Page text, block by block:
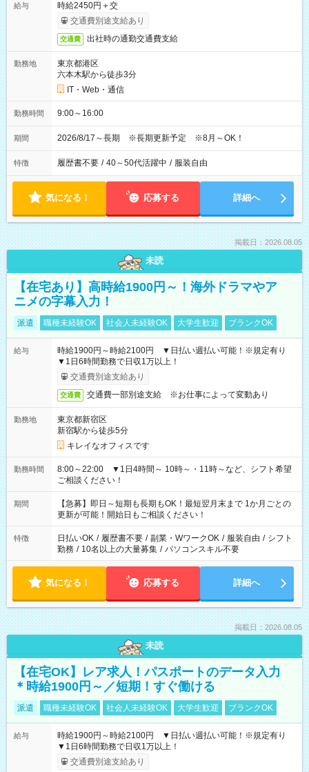
給与
時給2450円＋交
交通費別途支給あり
交通費 出社時の通勤交通費支給
勤務地
東京都港区
六本木駅から徒歩3分
IT・Web・通信
勤務時間 9:00～16:00
期間 2026/8/17～長期 ※長期更新予定 ※8月～OK！
特徴 履歴書不要 / 40～50代活躍中 / 服装自由
気になる！ 応募する 詳細へ
掲載日：2026.08.05
未読
【在宅あり】高時給1900円～！海外ドラマやア
ニメの字幕入力！
派遣 職種未経験OK 社会人未経験OK 大学生歓迎 ブランクOK
給与
時給1900円～時給2100円 ▼日払い週払い可能！※規定有り
▼1日6時間勤務で日収1万以上！
交通費別途支給あり
交通費 交通費一部別途支給 ※お仕事によって変動あり
勤務地
東京都新宿区
新宿駅から徒歩5分
キレイなオフィスです
勤務時間
8:00～22:00 ▼1日4時間～ 10時～・11時～など、シフト希望
ご相談ください！
期間
【急募】即日～短期も長期もOK！最短翌月末まで 1か月ごとの
更新が可能！開始日もご相談ください！
特徴 日払いOK / 履歴書不要 / 副業・WワークOK / 服装自由 / シフト
勤務 / 10名以上の大量募集 / パソコンスキル不要
気になる！ 応募する 詳細へ
掲載日：2026.08.05
未読
【在宅OK】レア求人！パスポートのデータ入力
＊時給1900円～／短期！すぐ働ける
派遣 職種未経験OK 社会人未経験OK 大学生歓迎 ブランクOK
給与
時給1900円～時給2100円 ▼日払い週払い可能！※規定有り
▼1日6時間勤務で日収1万以上！
交通費別途支給あり